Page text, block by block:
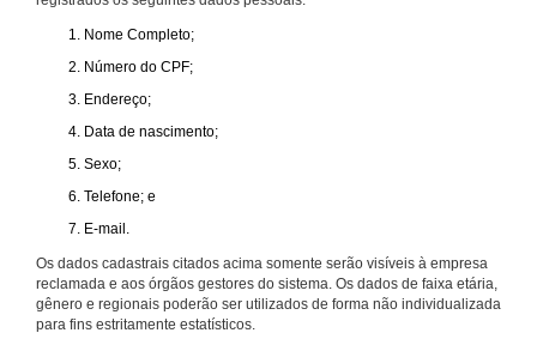
Nome Completo;
Número do CPF;
Endereço;
Data de nascimento;
Sexo;
Telefone; e
E-mail.
Os dados cadastrais citados acima somente serão visíveis à empresa
reclamada e aos órgãos gestores do sistema. Os dados de faixa etária,
gênero e regionais poderão ser utilizados de forma não individualizada
para fins estritamente estatísticos.